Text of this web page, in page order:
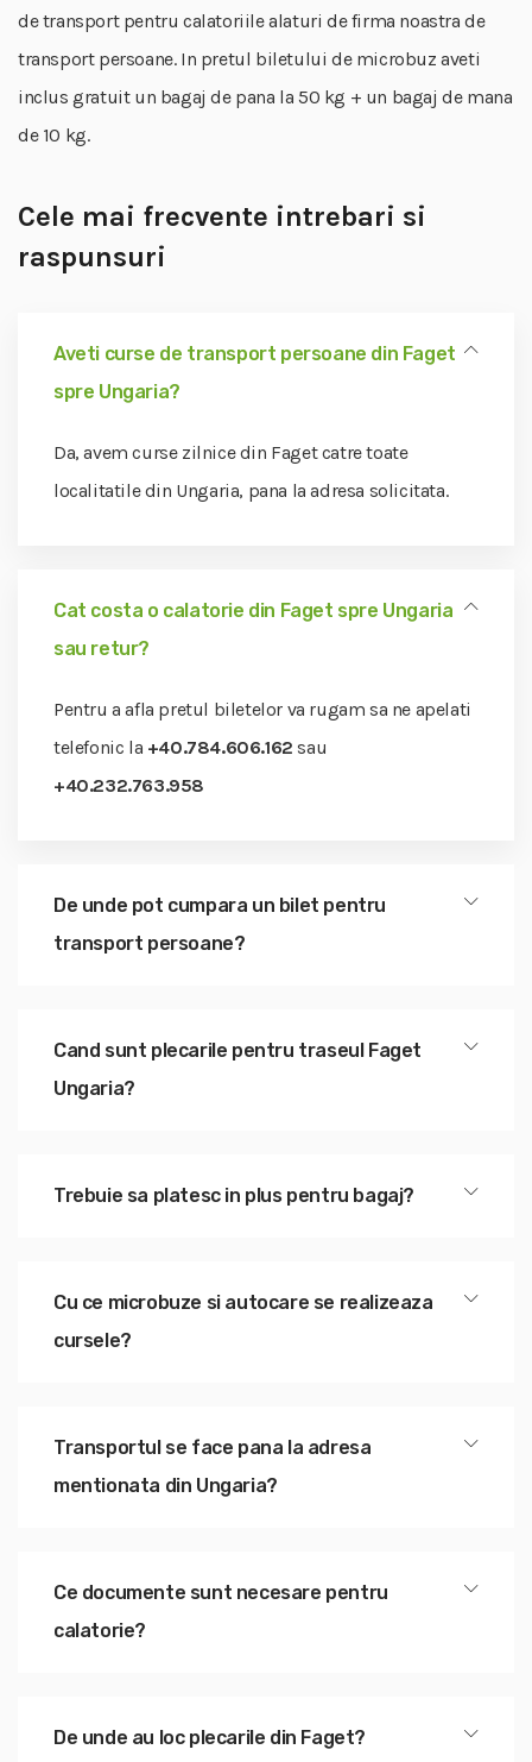
de transport pentru calatoriile alaturi de firma noastra de
transport persoane. In pretul biletului de microbuz aveti
inclus gratuit un bagaj de pana la 50 kg + un bagaj de mana
de 10 kg.
Cele mai frecvente intrebari si
raspunsuri
Aveti curse de transport persoane din Faget
spre Ungaria?
Da, avem curse zilnice din Faget catre toate
localitatile din Ungaria, pana la adresa solicitata.
Cat costa o calatorie din Faget spre Ungaria
sau retur?
Pentru a afla pretul biletelor va rugam sa ne apelati
telefonic la +40.784.606.162 sau
+40.232.763.958
De unde pot cumpara un bilet pentru
transport persoane?
Cand sunt plecarile pentru traseul Faget
Ungaria?
Trebuie sa platesc in plus pentru bagaj?
Cu ce microbuze si autocare se realizeaza
cursele?
Transportul se face pana la adresa
mentionata din Ungaria?
Ce documente sunt necesare pentru
calatorie?
De unde au loc plecarile din Faget?